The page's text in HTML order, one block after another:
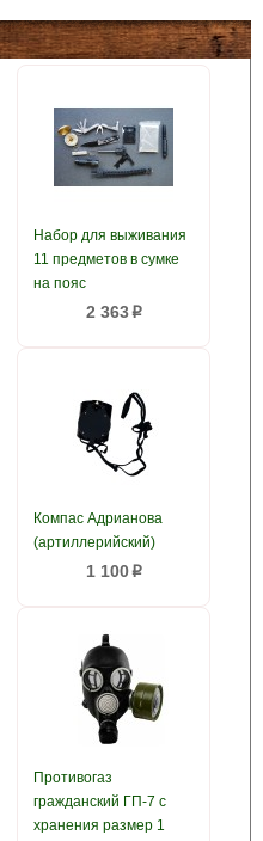
Набор для выживания
11 предметов в сумке
на пояс
2 363p
Компас Адрианова
(артиллерийский)
1 100p
Противогаз
гражданский ГП-7 с
хранения размер 1